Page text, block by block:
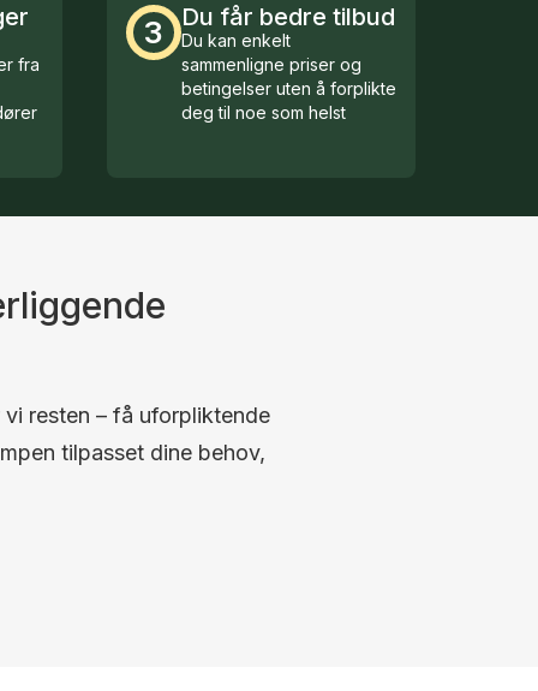
fra
3 Du får bedre tilbud
Du kan enkelt
sammenligne priser og
betingelser uten å forplikte
deg til noe som helst
resten – få uforpliktende
tilpasset dine behov,